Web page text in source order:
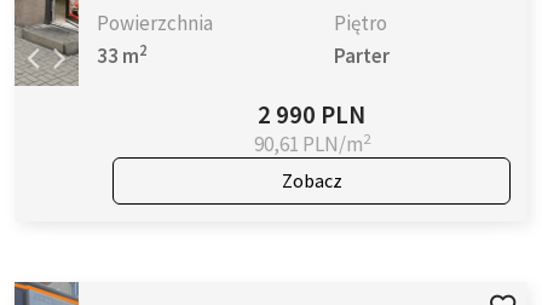
Powierzchnia
33 m2
Piętro
Parter
2 990 PLN
90,61 PLN/m2
Zobacz